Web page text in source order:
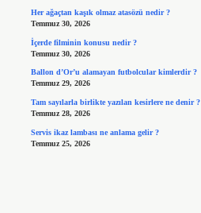
Her ağaçtan kaşık olmaz atasözü nedir ?
Temmuz 30, 2026
İçerde filminin konusu nedir ?
Temmuz 30, 2026
Ballon d’Or’u alamayan futbolcular kimlerdir ?
Temmuz 29, 2026
Tam sayılarla birlikte yazılan kesirlere ne denir ?
Temmuz 28, 2026
Servis ikaz lambası ne anlama gelir ?
Temmuz 25, 2026